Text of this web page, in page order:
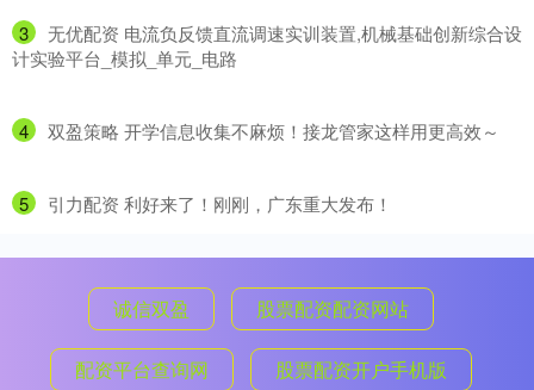
3
​无优配资 电流负反馈直流调速实训装置,机械基础创新综合设
计实验平台_模拟_单元_电路
4 ​双盈策略 开学信息收集不麻烦！接龙管家这样用更高效～
5 ​引力配资 利好来了！刚刚，广东重大发布！
诚信双盈 股票配资配资网站
配资平台查询网 股票配资开户手机版